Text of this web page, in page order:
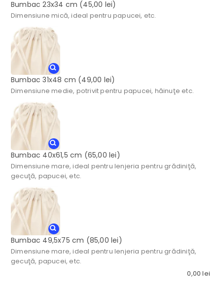
Bumbac 23x34 cm (45,00 lei)
Dimensiune mică, ideal pentru papucei, etc.
Bumbac 31x48 cm (49,00 lei)
Dimensiune medie, potrivit pentru papucei, hăinuţe etc.
Bumbac 40x61,5 cm (65,00 lei)
Dimensiune mare, ideal pentru lenjeria pentru grădiniţă,
gecuţă, papucei, etc.
Bumbac 49,5x75 cm (85,00 lei)
Dimensiune mare, ideal pentru lenjeria pentru grădiniţă,
gecuţă, papucei, etc.
0,00lei